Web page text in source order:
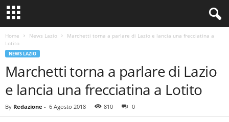
Home News Lazio
Marchetti torna a parlare di Lazio e lancia una frecciatina a
Lotito
NEWS LAZIO
Marchetti torna a parlare di Lazio
e lancia una frecciatina a Lotito
By Redazione - 6 Agosto 2018 810 0